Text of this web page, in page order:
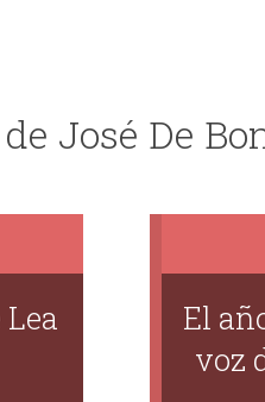
José De
El
voz